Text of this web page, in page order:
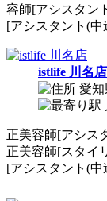
容師[アシスタン
[アシスタント(中
istlife 川名店
愛知
正美容師[アシス
正美容師[スタイ
[アシスタント(中